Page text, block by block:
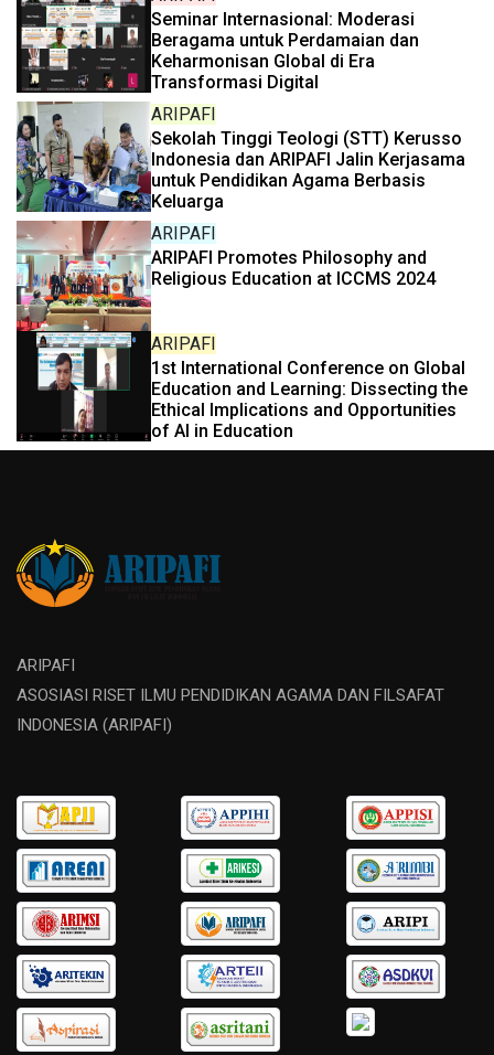
Seminar Internasional: Moderasi
Beragama untuk Perdamaian dan
Keharmonisan Global di Era
Transformasi Digital
ARIPAFI
Sekolah Tinggi Teologi (STT) Kerusso
Indonesia dan ARIPAFI Jalin Kerjasama
untuk Pendidikan Agama Berbasis
Keluarga
ARIPAFI
ARIPAFI Promotes Philosophy and
Religious Education at ICCMS 2024
ARIPAFI
1st International Conference on Global
Education and Learning: Dissecting the
Ethical Implications and Opportunities
of AI in Education
ARIPAFI
ASOSIASI RISET ILMU PENDIDIKAN AGAMA DAN FILSAFAT
INDONESIA (ARIPAFI)